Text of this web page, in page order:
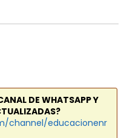
DE WHATSAPP Y
channel/educacionenr